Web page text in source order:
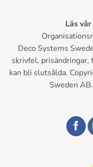
Läs
Deco Systems
skrivfel,
kan bli slutsålda.
Sweden